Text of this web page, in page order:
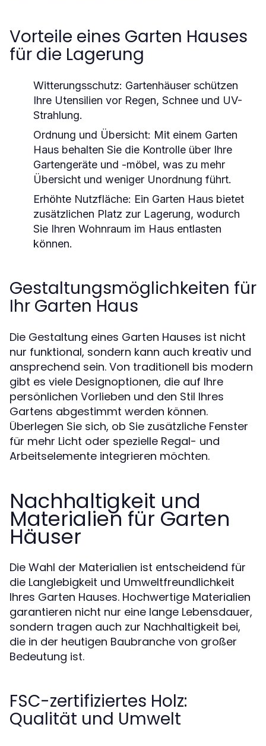
Vorteile eines Garten Hauses
für die Lagerung
Witterungsschutz: Gartenhäuser schützen
Ihre Utensilien vor Regen, Schnee und UV-
Strahlung.
Ordnung und Übersicht: Mit einem Garten
Haus behalten Sie die Kontrolle über Ihre
Gartengeräte und -möbel, was zu mehr
Übersicht und weniger Unordnung führt.
Erhöhte Nutzfläche: Ein Garten Haus bietet
zusätzlichen Platz zur Lagerung, wodurch
Sie Ihren Wohnraum im Haus entlasten
können.
Gestaltungsmöglichkeiten für
Ihr Garten Haus
Die Gestaltung eines Garten Hauses ist nicht
nur funktional, sondern kann auch kreativ und
ansprechend sein. Von traditionell bis modern
gibt es viele Designoptionen, die auf Ihre
persönlichen Vorlieben und den Stil Ihres
Gartens abgestimmt werden können.
Überlegen Sie sich, ob Sie zusätzliche Fenster
für mehr Licht oder spezielle Regal- und
Arbeitselemente integrieren möchten.
Nachhaltigkeit und
Materialien für Garten
Häuser
Die Wahl der Materialien ist entscheidend für
die Langlebigkeit und Umweltfreundlichkeit
Ihres Garten Hauses. Hochwertige Materialien
garantieren nicht nur eine lange Lebensdauer,
sondern tragen auch zur Nachhaltigkeit bei,
die in der heutigen Baubranche von großer
Bedeutung ist.
FSC-zertifiziertes Holz:
Qualität und Umwelt